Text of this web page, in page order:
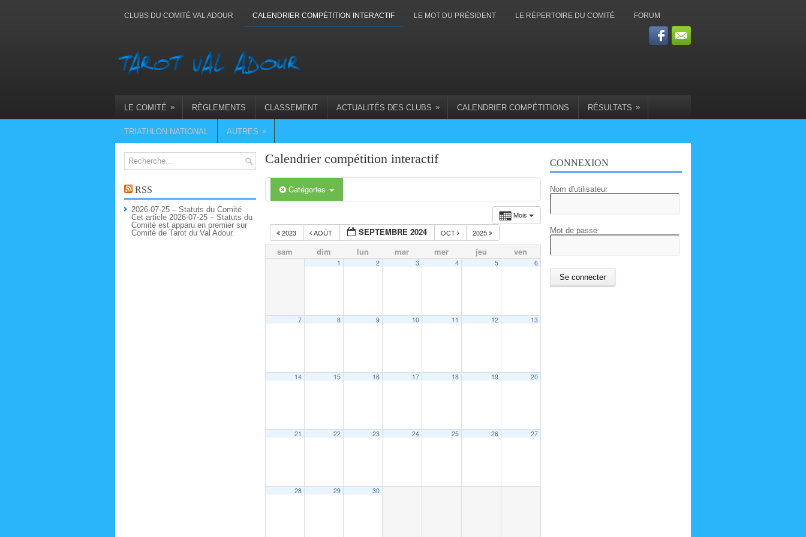
CLUBS DU COMITÉ VAL ADOUR CALENDRIER COMPÉTITION INTERACTIF LE MOT DU PRÉSIDENT LE RÉPERTOIRE DU COMITÉ FORUM
LE COMITÉ » RÈGLEMENTS CLASSEMENT ACTUALITÉS DES CLUBS » CALENDRIER COMPÉTITIONS RÉSULTATS »
TRIATHLON NATIONAL AUTRES »
Calendrier compétition interactif
Catégories
Mois
2023
AOÛT SEPTEMBRE 2024 OCT 2025
sam dim lun mar mer jeu ven
1 2 3 4 5 6
7 8 9 10 11 12 13
14 15 16 17 18 19 20
21 22 23 24 25 26 27
28 29 30
RSS
2026-07-25 – Statuts du Comité
Cet article 2026-07-25 – Statuts du
Comité est apparu en premier sur
Comité de Tarot du Val Adour.
CONNEXION
Nom d'utilisateur
Mot de passe